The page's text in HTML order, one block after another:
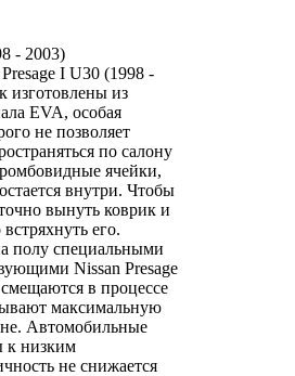
- 2003)
I U30 (1998 -
изготовлены из
EVA, особая
не позволяет
по салону
ячейки,
внутри. Чтобы
вынуть коврик и
его.
полу специальными
Nissan Presage
в процессе
максимальную
Автомобильные
к низким
не снижается